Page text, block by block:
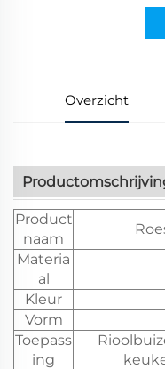
Overzicht
Product
naam
Materia
al
Kleur
Vorm
Toepass
ing